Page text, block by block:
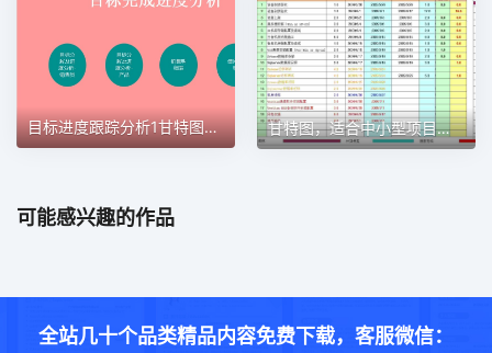
目标进度跟踪分析1甘特图excel模板 甘特图，适合中小型项目管理使用甘特图excel模板
可能感兴趣的作品
全站几十个品类精品内容免费下载，客服微信：